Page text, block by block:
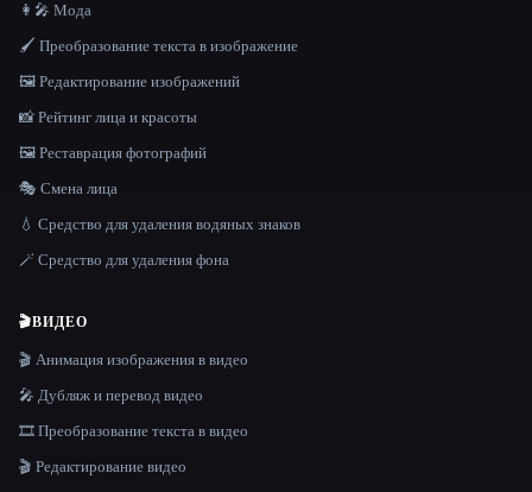
👩‍🎤 Мода
🖌️ Преобразование текста в изображение
🖼️ Редактирование изображений
📸 Рейтинг лица и красоты
🖼️ Реставрация фотографий
🎭 Смена лица
💧 Средство для удаления водяных знаков
🪄 Средство для удаления фона
🎬ВИДЕО
🎬 Анимация изображения в видео
🎤 Дубляж и перевод видео
🎞️ Преобразование текста в видео
🎬 Редактирование видео